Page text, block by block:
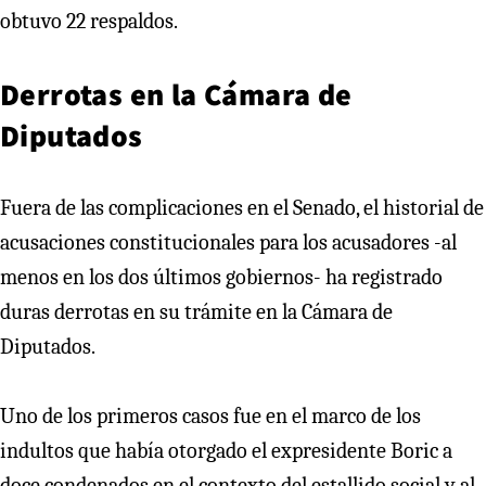
obtuvo 22 respaldos.
Derrotas en la Cámara de
Diputados
Fuera de las complicaciones en el Senado, el historial de
acusaciones constitucionales para los acusadores -al
menos en los dos últimos gobiernos- ha registrado
duras derrotas en su trámite en la Cámara de
Diputados.
Uno de los primeros casos fue en el marco de los
indultos que había otorgado el expresidente Boric a